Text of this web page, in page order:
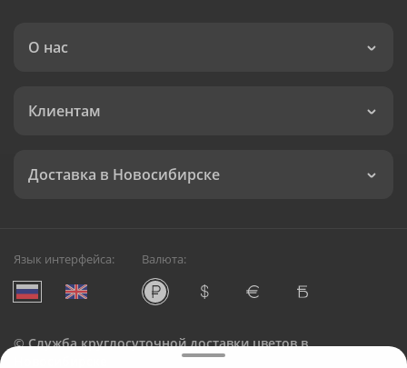
О нас
Клиентам
Доставка в Новосибирске
Язык интерфейса: Валюта:
©Служба круглосуточной доставки цветов в